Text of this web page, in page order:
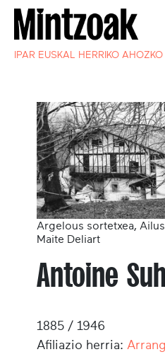
IPAR EUSKAL HERRIKO
Argelous sortetxea,
Maite Deliart
Antoine
1885 / 1946
Afiliazio herria: